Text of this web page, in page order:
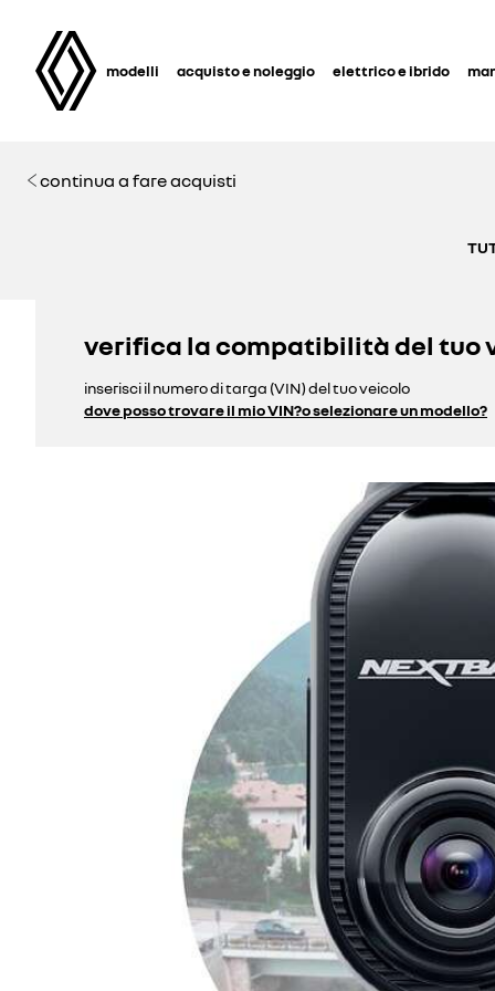
modelli acquisto e noleggio elettrico e ibrido
continua a fare acquisti
verifica la compatibilità del tuo
inserisci il numero di targa (VIN) del tuo veicolo
dove posso trovare il mio VIN?o selezionare un modello?